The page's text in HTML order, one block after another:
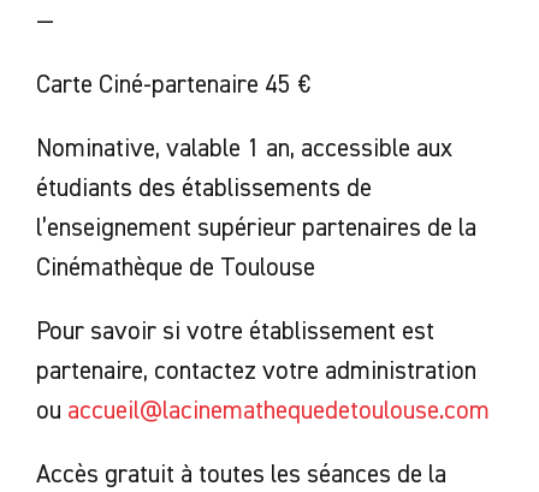
—
Carte Ciné-partenaire 45 €
Nominative, valable 1 an, accessible aux
étudiants des établissements de
l’enseignement supérieur partenaires de la
Cinémathèque de Toulouse
Pour savoir si votre établissement est
partenaire, contactez votre administration
ou accueil@lacinemathequedetoulouse.com
Accès gratuit à toutes les séances de la